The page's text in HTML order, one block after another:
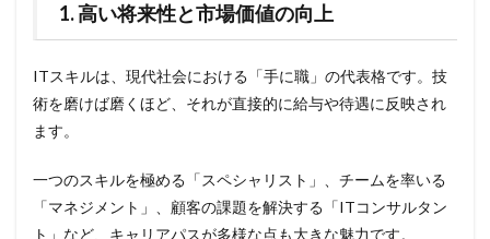
1. 高い将来性と市場価値の向上
ITスキルは、現代社会における「手に職」の代表格です。技
術を磨けば磨くほど、それが直接的に給与や待遇に反映され
ます。
一つのスキルを極める「スペシャリスト」、チームを率いる
「マネジメント」、顧客の課題を解決する「ITコンサルタン
ト」など、キャリアパスが多様な点も大きな魅力です。